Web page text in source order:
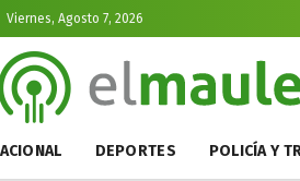
Viernes, Agosto 7, 2026
DEPORTES POLICÍA Y